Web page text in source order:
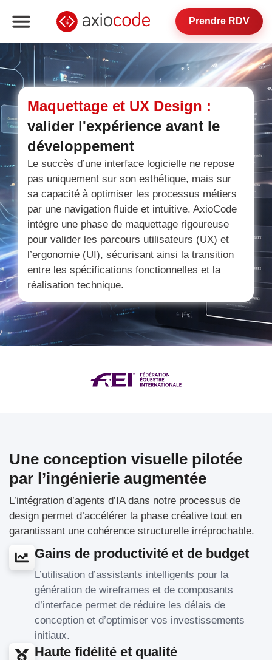
Prendre RDV
Maquettage et UX Design :
valider l'expérience avant le
développement
Le succès d’une interface logicielle ne repose
pas uniquement sur son esthétique, mais sur
sa capacité à optimiser les processus métiers
par une navigation fluide et intuitive. AxioCode
intègre une phase de maquettage rigoureuse
pour valider les parcours utilisateurs (UX) et
l’ergonomie (UI), sécurisant ainsi la transition
entre les spécifications fonctionnelles et la
réalisation technique.
Une conception visuelle pilotée
par l’ingénierie augmentée
L’intégration d’agents d’IA dans notre processus de
design permet d’accélérer la phase créative tout en
garantissant une cohérence structurelle irréprochable.
Gains de productivité et de budget
L’utilisation d’assistants intelligents pour la
génération de wireframes et de composants
d’interface permet de réduire les délais de
conception et d’optimiser vos investissements
initiaux.
Haute fidélité et qualité